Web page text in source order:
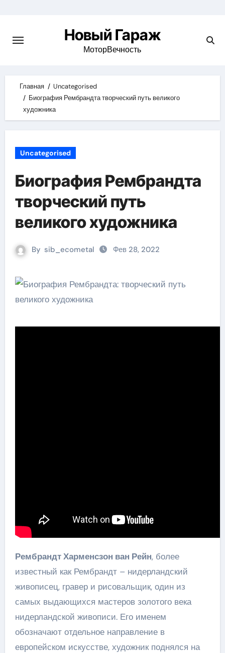
content
Новый Гараж
МоторВечность
Главная
Uncategorised
Биография Рембрандта творческий путь великого
художника
Uncategorised
Биография Рембрандта
творческий путь
великого художника
By sib_ecometal Фев 28, 2022
Рембрандт Харменсзон ван Рейн, более
известный как Рембрандт – нидерландский
живописец, гравер и рисовальщик, один из
самых выдающихся мастеров золотого века
нидерландской живописи. Его именем
обозначают отдельное направление в
европейском искусстве, художник поднялся на